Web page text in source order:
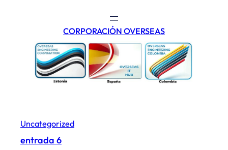
CORPORACIÓN OVERSEAS
Uncategorized
entrada 6